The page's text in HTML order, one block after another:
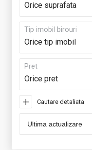
Orice suprafata
Tip imobil birouri
Orice tip imobil
Pret
Orice pret
Cautare detaliata